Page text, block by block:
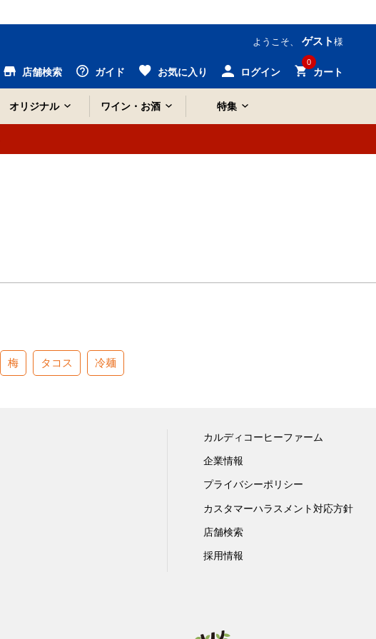
ようこそ、 ゲスト 様
店舗検索 ガイド お気に入り ログイン
0
カート
オリジナル ワイン・お酒 特集
梅 タコス 冷麺
カルディコーヒーファーム
企業情報
プライバシーポリシー
カスタマーハラスメント対応方針
店舗検索
採用情報